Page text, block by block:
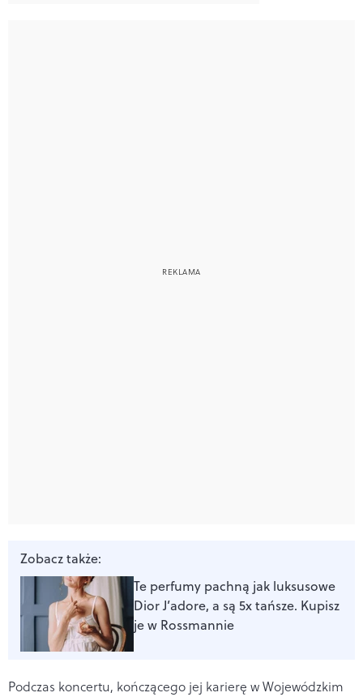
Zobacz także:
Te perfumy pachną jak luksusowe
Dior J’adore, a są 5x tańsze. Kupisz
je w Rossmannie
Podczas koncertu, kończącego jej karierę w Wojewódzkim